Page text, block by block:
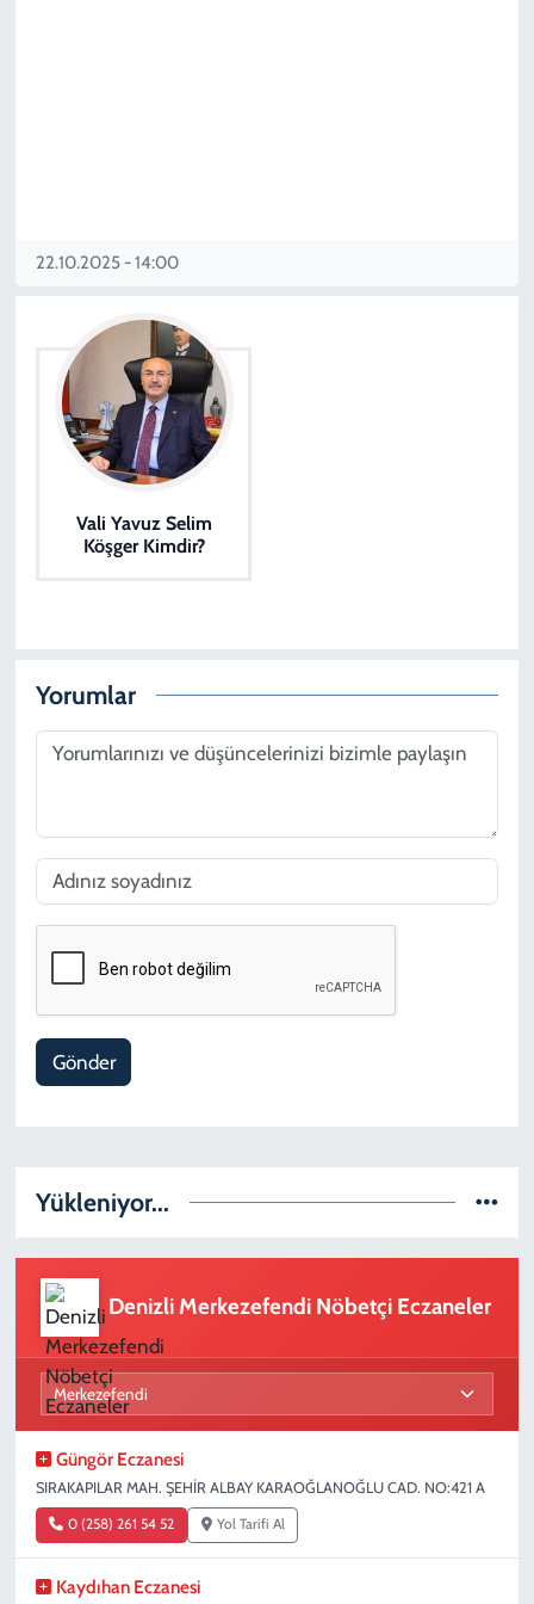
22.10.2025 - 14:00
Vali Yavuz Selim
Köşger Kimdir?
Yorumlar
Gönder
Yükleniyor...
Denizli Merkezefendi Nöbetçi Eczaneler
Güngör Eczanesi
SIRAKAPILAR MAH. ŞEHİR ALBAY KARAOĞLANOĞLU CAD. NO:421 A
0 (258) 261 54 52 Yol Tarifi Al
Kaydıhan Eczanesi